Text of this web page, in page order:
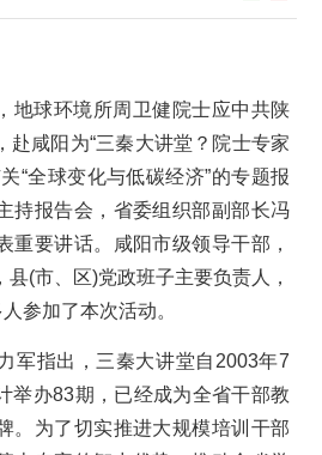
地球环境所周卫健院士应中共陕
赴咸阳为“三秦大讲堂？院士专家
“全球变化与低碳经济”的专题报
持报告会，省委组织部副部长冯
重要讲话。咸阳市级领导干部，
(市、区)党政班子主要负责人，
参加了本次活动。
军指出，三秦大讲堂自2003年7
举办83期，已经成为全省干部教
。为了切实推进大规模培训干部